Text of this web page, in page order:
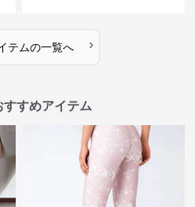
テムの一覧へ ›
すめアイテム